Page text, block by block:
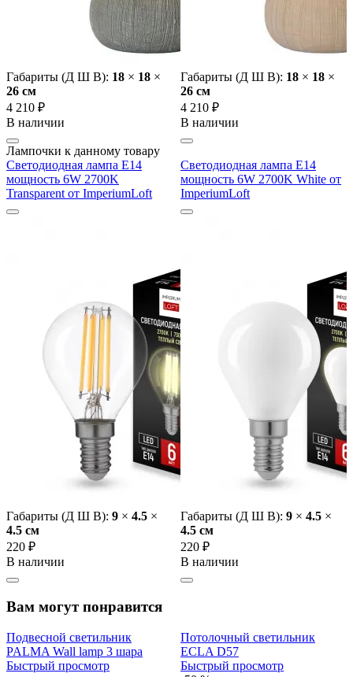
Габариты (Д Ш В): 18 × 18 ×
26 cм
4 210 ₽
В наличии
Габариты (Д Ш В): 18 × 18 ×
26 cм
4 210 ₽
В наличии
Лампочки к данному товару
Светодиодная лампа E14
мощность 6W 2700K
Transparent от ImperiumLoft
Габариты (Д Ш В): 9 × 4.5 ×
4.5 cм
220 ₽
В наличии
Светодиодная лампа E14
мощность 6W 2700K White от
ImperiumLoft
Габариты (Д Ш В): 9 × 4.5 ×
4.5 cм
220 ₽
В наличии
Вам могут понравится
Подвесной светильник
PALMA Wall lamp 3 шара
Быстрый просмотр
Потолочный светильник
ECLA D57
Быстрый просмотр